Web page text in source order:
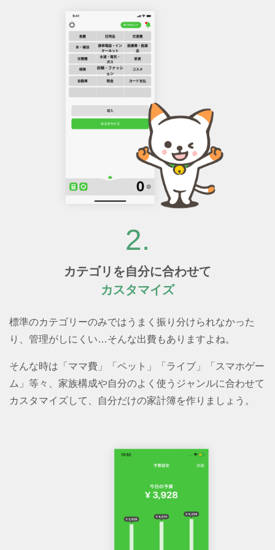
2.
カテゴリを自分に合わせて
カスタマイズ
標準のカテゴリーのみではうまく振り分けられなかった
り、管理がしにくい…そんな出費もありますよね。
そんな時は「ママ費」「ペット」「ライブ」「スマホゲー
ム」等々、家族構成や自分のよく使うジャンルに合わせて
カスタマイズして、自分だけの家計簿を作りましょう。